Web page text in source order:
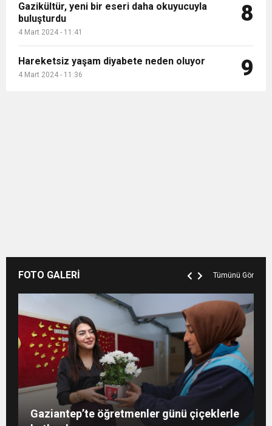
Gazikültür, yeni bir eseri daha okuyucuyla
buluşturdu
4 Mart 2024 - 11:41
8
Hareketsiz yaşam diyabete neden oluyor
4 Mart 2024 - 11:36 9
FOTO GALERİ Tümünü Gör
Konukoğlu: Türkiye ekonomisine 11 farklı
sektörde değer katıyoruz
Gaziantep’te öğretmenler günü çiçeklerleGAÜN’de gri kod tatbikatı gerçeği
Şahin: “İstikbalimizi şekillendirecek olan
sizlersiniz”